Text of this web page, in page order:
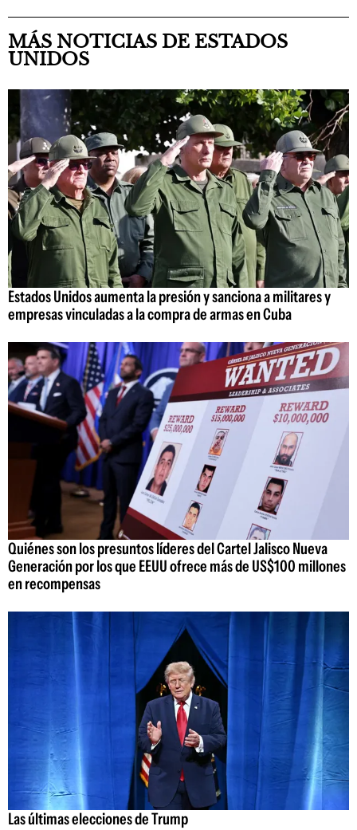
MÁS NOTICIAS DE ESTADOS
UNIDOS
Estados Unidos aumenta la presión y sanciona a militares y
empresas vinculadas a la compra de armas en Cuba
Quiénes son los presuntos líderes del Cartel Jalisco Nueva
Generación por los que EEUU ofrece más de US$100 millones
en recompensas
Las últimas elecciones de Trump